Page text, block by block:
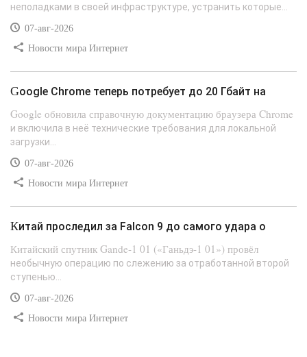
неполадками в своей инфраструктуре, устранить которые...
07-авг-2026
Новости мира Интернет
Google Chrome теперь потребует до 20 Гбайт на
Google обновила справочную документацию браузера Chrome
и включила в неё технические требования для локальной
загрузки...
07-авг-2026
Новости мира Интернет
Китай проследил за Falcon 9 до самого удара о
Китайский спутник Gande-1 01 («Ганьдэ-1 01») провёл
необычную операцию по слежению за отработанной второй
ступенью...
07-авг-2026
Новости мира Интернет